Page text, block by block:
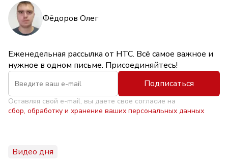
Фёдоров Олег
Еженедельная рассылка от НТС. Всё самое важное и
нужное в одном письме. Присоединяйтесь!
Подписаться
Оставляя свой e-mail, вы даете свое согласие на
сбор, обработку и хранение ваших персональных данных
Видео дня